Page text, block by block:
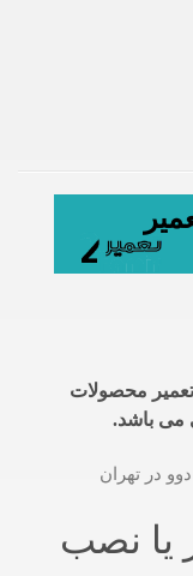
تعمیر محصولات
می باشد.
در تهران
یا نصب